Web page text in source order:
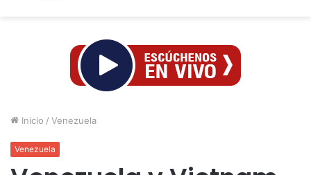
Inicio / Venezuela
Venezuela